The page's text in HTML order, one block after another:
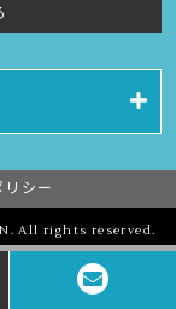
リシー
All rights reserved.